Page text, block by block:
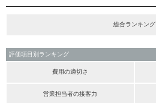
総合ランキング
評価項目別ランキング
費用の適切さ
営業担当者の接客力